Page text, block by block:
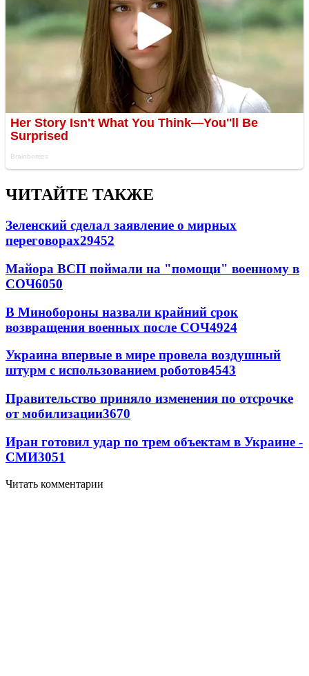
ЧИТАЙТЕ ТАКЖЕ
Зеленский сделал заявление о мирных
переговорах29452
Майора ВСП поймали на "помощи" военному в
СОЧ6050
В Минобороны назвали крайний срок
возвращения военных после СОЧ4924
Украина впервые в мире провела воздушный
штурм с использованием роботов4543
Правительство приняло изменения по отсрочке
от мобилизации3670
Иран готовил удар по трем объектам в Украине -
СМИ3051
Читать комментарии